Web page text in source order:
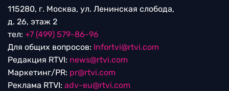
115280, г. Москва, ул. Ленинская слобода,
д. 26, этаж 2
тел: +7 (499) 579-86-96
Для общих вопросов: Infortvi@rtvi.com
Редакция RTVI: news@rtvi.com
Маркетинг/PR: pr@rtvi.com
Реклама RTVI: adv-eu@rtvi.com